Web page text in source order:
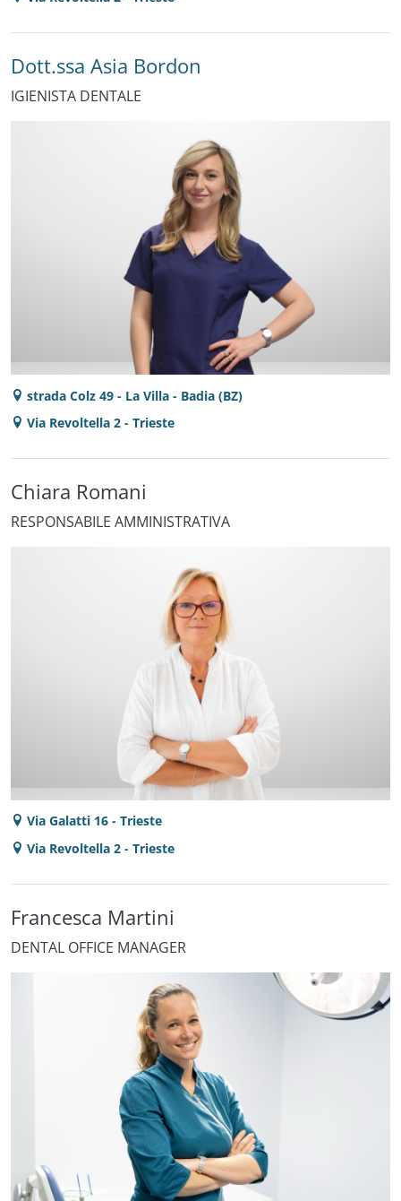
Dott.ssa Asia Bordon
IGIENISTA DENTALE
strada Colz 49 - La Villa - Badia (BZ)
Via Revoltella 2 - Trieste
Chiara Romani
RESPONSABILE AMMINISTRATIVA
Via Galatti 16 - Trieste
Via Revoltella 2 - Trieste
Francesca Martini
DENTAL OFFICE MANAGER